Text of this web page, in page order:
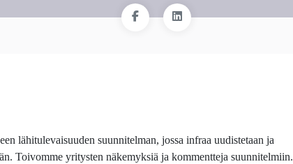
lähitulevaisuuden suunnitelman, jossa infraa uudistetaan ja
Toivomme yritysten näkemyksiä ja kommentteja suunnitelmiin.